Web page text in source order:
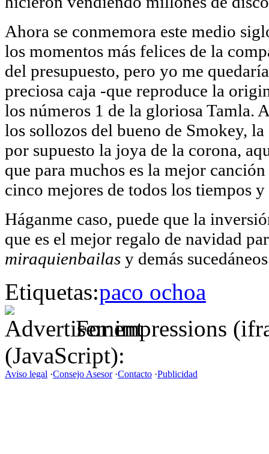
Ahora se conmemora este medio
los momentos más felices de la
del presupuesto, pero yo me
preciosa caja -que reproduce la
los números 1 de la gloriosa Tamla.
los sollozos del bueno de Smokey,
por supuesto la joya de la corona,
que para muchos es la mejor
cinco mejores de todos los tiempos y
Háganme caso, puede que la
que es el mejor regalo de navidad
miraquienbailas y demás
Etiquetas:paco ochoa
For impressions
(JavaScript):
Aviso legal ·Consejo Asesor·Contacto ·Publicidad